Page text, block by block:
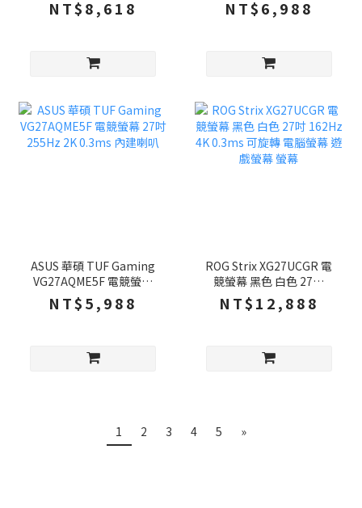
喇叭 螢幕
NT$8,618
喇叭 螢幕
NT$6,988
ASUS 華碩 TUF Gaming
VG27AQME5F 電競螢幕
27吋 255Hz 2K 0.3ms 內
建喇叭
NT$5,988
ROG Strix XG27UCGR 電
競螢幕 黑色 白色 27吋
162Hz 4K 0.3ms 可旋轉
電腦螢幕 遊戲螢幕 螢幕
NT$12,888
1 2 3 4 5 »